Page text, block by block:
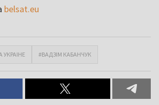
belsat.eu
УКРАІНЕ #ВАДЗІМ КАБАНЧУК